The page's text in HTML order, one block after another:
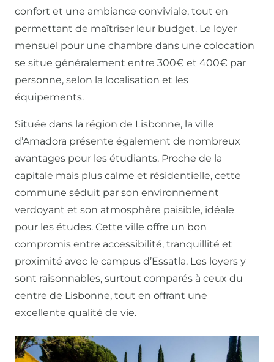
confort et une ambiance conviviale, tout en
permettant de maîtriser leur budget. Le loyer
mensuel pour une chambre dans une colocation
se situe généralement entre 300€ et 400€ par
personne, selon la localisation et les
équipements.
Située dans la région de Lisbonne, la ville
d’Amadora présente également de nombreux
avantages pour les étudiants. Proche de la
capitale mais plus calme et résidentielle, cette
commune séduit par son environnement
verdoyant et son atmosphère paisible, idéale
pour les études. Cette ville offre un bon
compromis entre accessibilité, tranquillité et
proximité avec le campus d’Essatla. Les loyers y
sont raisonnables, surtout comparés à ceux du
centre de Lisbonne, tout en offrant une
excellente qualité de vie.